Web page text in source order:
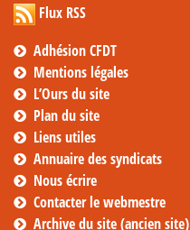
Flux RSS
Adhésion CFDT
Mentions légales
L’Ours du site
Plan du site
Liens utiles
Annuaire des syndicats
Nous écrire
Contacter le webmestre
Archive du site (ancien site)